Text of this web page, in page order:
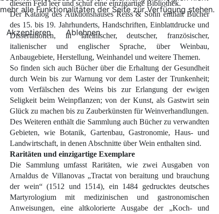
diesem Feld leer und schuf eine einzigartige Bibliothek.
Der Katalog des Auktionshauses Reiss & Sohn enthält Bücher
des 15. bis 19. Jahrhunderts, Handschriften, Einblattdrucke und
Dissertationen, in lateinischer, deutscher, fran­zösischer,
italienischer und englischer Sprache, über Weinbau,
Anbaugebiete, Herstellung, Weinhandel und weitere Themen.
So finden sich auch Bücher über die Erhaltung der Gesundheit
durch Wein bis zur Warnung vor dem Laster der Trunkenheit;
vom Verfälschen des Weins bis zur Erlangung der ewigen
Seligkeit beim Weinpflanzen; von der Kunst, als Gastwirt sein
Glück zu machen bis zu Zauberkünsten für Weinverhandlungen.
Des Weiteren enthält die Sammlung auch Bücher zu verwandten
Gebieten, wie Botanik, Gartenbau, Gastronomie, Haus- und
Landwirtschaft, in denen Abschnitte über Wein enthalten sind.
Raritäten und einzigartige Exemplare
Die Sammlung umfasst Raritäten, wie zwei Ausgaben von
Arnaldus de Villanovas „Tractat von beraitung und brauchung
der wein“ (1512 und 1514), ein 1484 gedrucktes deutsches
Martyrologium mit medizinischen und gastronomischen
Anweisungen, eine altkolorierte Ausgabe der „Koch- und
mehr alle Funktionalitäten der Seite zur Verfügung stehen.
Akzeptieren Ablehnen